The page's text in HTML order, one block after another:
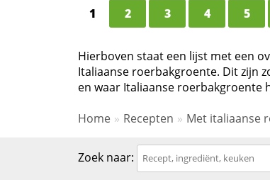
1 2 3 4 5
Hierboven staat een lijst met een
Italiaanse roerbakgroente. Dit zijn
en waar Italiaanse roerbakgroente
Home
Recepten Met italiaanse
Zoek naar: